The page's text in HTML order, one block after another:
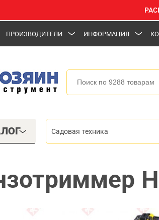
ПРОИЗВОДИТЕЛИ ИНФОРМАЦИЯ
Садовая техника